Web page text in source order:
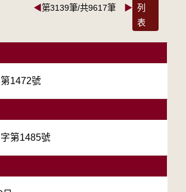
◀第3139筆/共9617筆 ▶ 列
表
1472號
第1485號